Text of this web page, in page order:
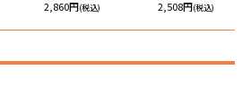
2,860円(税込) 2,508円(税込)